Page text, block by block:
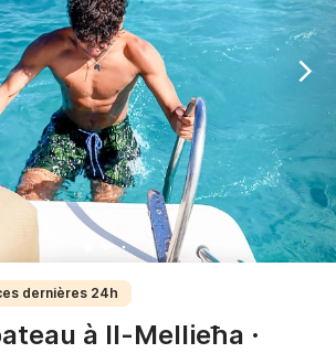
dernières 24h
à Il-Mellieħa ·